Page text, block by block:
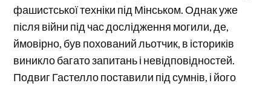
фашистської техніки під Мінськом. Однак уже
після війни під час дослідження могили, де,
ймовірно, був похований льотчик, в істориків
виникло багато запитань і невідповідностей.
Подвиг Гастелло поставили під сумнів, і його